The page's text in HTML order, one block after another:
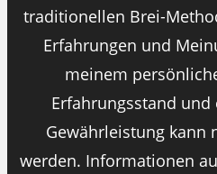
traditionellen Brei-
Erfahrungen und
meinem
Erfahrungsstand
Gewährleistung kann
werden. Informationen